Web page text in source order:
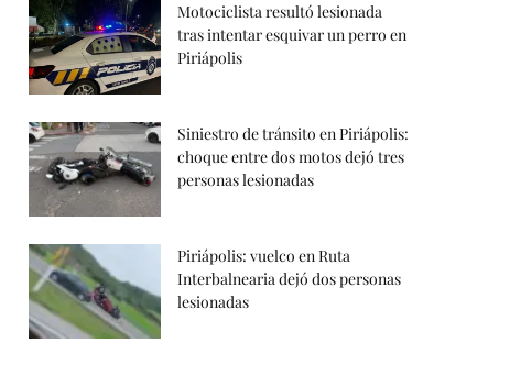
Motociclista resultó lesionada
tras intentar esquivar un perro en
Piriápolis
Siniestro de tránsito en Piriápolis:
choque entre dos motos dejó tres
personas lesionadas
Piriápolis: vuelco en Ruta
Interbalnearia dejó dos personas
lesionadas